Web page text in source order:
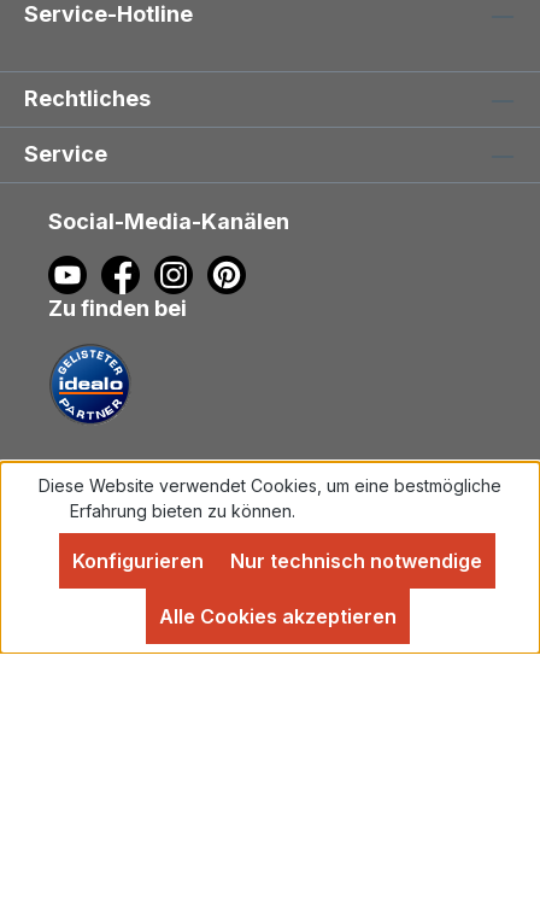
Service-Hotline
Rechtliches
Service
Social-Media-Kanälen
Zu finden bei
Vertrag widerrufen
Alle Preise inkl. gesetzl. Mehrwertsteuer zzgl.
nicht anders angegeben.
Diese Website verwendet Cookies, um eine bestmögliche
Erfahrung bieten zu können.
Nur technisch notwendige
Konfigurieren
Alle Cookies akzeptieren